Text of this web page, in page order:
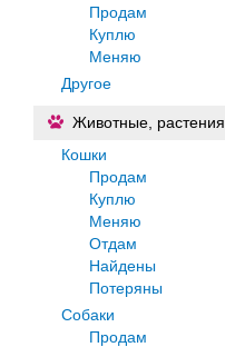
Продам
Куплю
Меняю
Другое
Животные, растения
Кошки
Продам
Куплю
Меняю
Отдам
Найдены
Потеряны
Собаки
Продам